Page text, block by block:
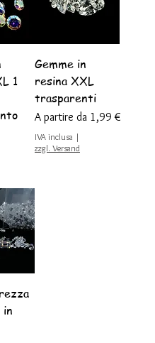
1
Gemme in
resina XXL
trasparenti
A partire da 1,99 €
Prezzo scontato
IVA inclusa |
zzgl. Versand
in